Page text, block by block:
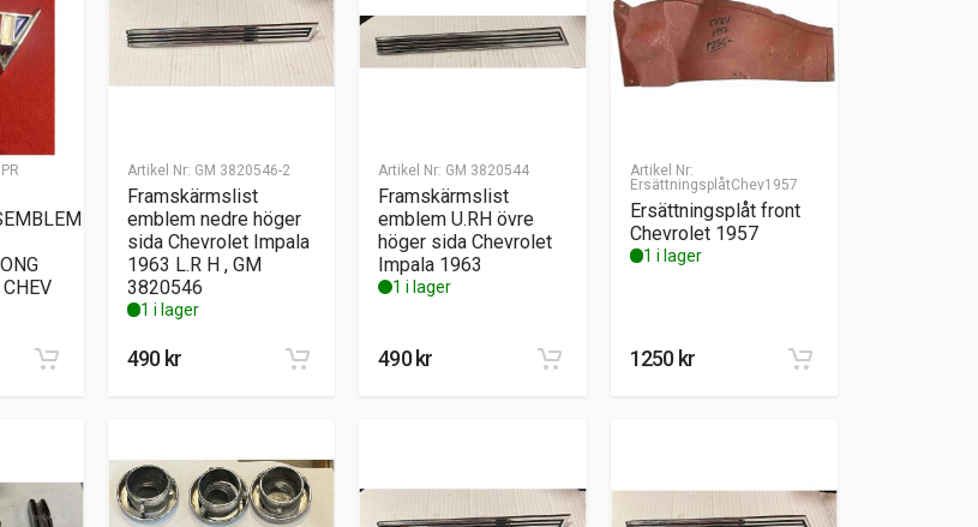
Artikel Nr: GM 3820546-2
Framskärmslist
emblem nedre höger
sida Chevrolet Impala
1963 L.R H , GM
3820546
1 i lager
490kr
Artikel Nr: GM 3820544
Framskärmslist
emblem U.RH övre
höger sida Chevrolet
Impala 1963
1 i lager
490kr
Artikel Nr:
ErsättningsplåtChev1957
Ersättningsplåt front
Chevrolet 1957
1 i lager
1250kr